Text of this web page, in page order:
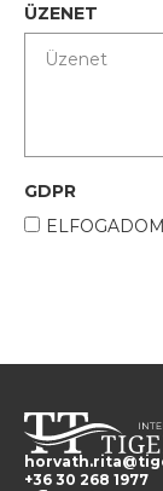
ÜZENET
GDPR
+36 30 268 1977